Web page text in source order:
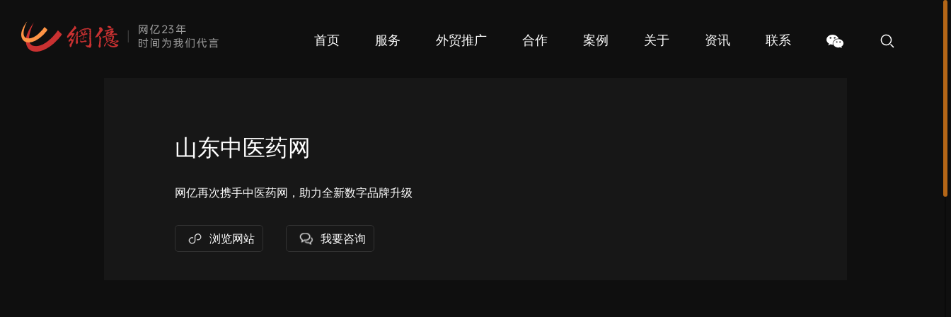
首页 服务 外贸推广 合作 案例 关于 资讯 联系
山东中医药网
网亿再次携手中医药网，助力全新数字品牌升级
浏览网站 我要咨询